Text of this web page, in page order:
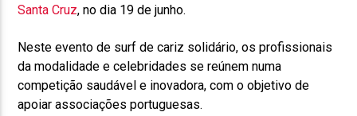
Santa Cruz, no dia 19 de junho.
Neste evento de surf de cariz solidário, os profissionais
da modalidade e celebridades se reúnem numa
competição saudável e inovadora, com o objetivo de
apoiar associações portuguesas.